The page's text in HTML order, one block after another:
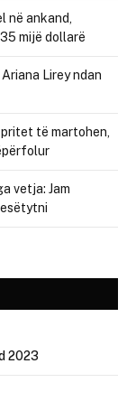
në ankand,
mijë dollarë
Lirey ndan
të martohen,
vetja: Jam
2023